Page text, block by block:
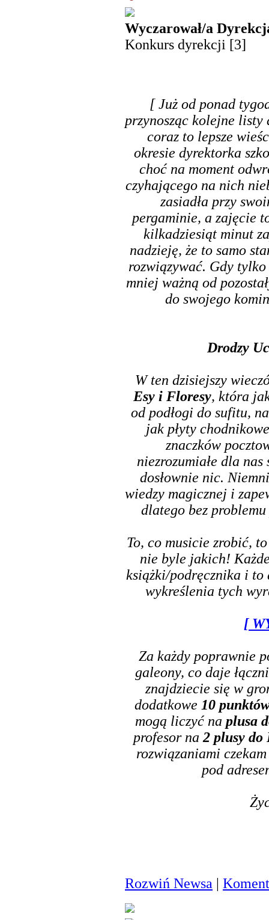
Wyczarował/a
Konkurs dyrekcji [3]
[ Już od ponad
przynosząc kolejne listy
coraz to lepsze
okresie dyrektorka
choć na moment
czyhającego na nich
zasiadła przy
pergaminie, a zajęcie
kilkadziesiąt minut
nadzieję, że to samo
rozwiązywać. Gdy tylko
mniej ważną od
do swojego
Drodzy
W ten dzisiejszy
Esy i Floresy, która
od podłogi do sufitu,
jak płyty
znaczków
niezrozumiałe dla
dosłownie nic.
wiedzy magicznej i
dlatego bez
To, co musicie zrobić,
nie byle jakich!
książki/podręcznika i to
wykreślenia tych
[
Za każdy poprawnie
galeony, co daje
znajdziecie się w
dodatkowe 10
mogą liczyć na plusa
profesor na 2 plusy do
rozwiązaniami
pod
Rozwiń Newsa |